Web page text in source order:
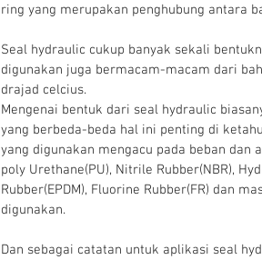
ring yang merupakan penghubung antara
Seal hydraulic cukup banyak sekali
digunakan juga bermacam-macam dari
drajad celcius.
Mengenai bentuk dari seal hydraulic
yang berbeda-beda hal ini penting di
yang digunakan mengacu pada beban
poly Urethane(PU), Nitrile Rubber(NBR),
Rubber(EPDM), Fluorine Rubber(FR) dan
digunakan.
Dan sebagai catatan untuk aplikasi seal